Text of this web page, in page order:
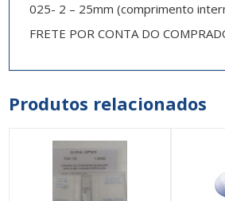
025- 2 – 25mm (comprimento
FRETE POR CONTA DO
Produtos relacionados